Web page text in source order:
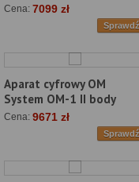
Cena: 7099 zł
Sprawdź
Aparat cyfrowy OM
System OM-1 II body
Cena: 9671 zł
Sprawdź